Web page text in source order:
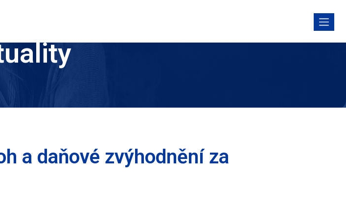
a daňové zvýhodnění za